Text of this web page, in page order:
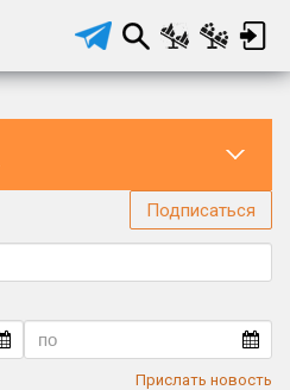
Подписаться
Прислать новость